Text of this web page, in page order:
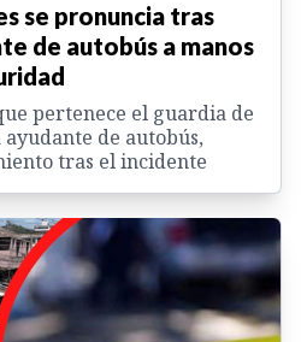
se pronuncia tras
de autobús a manos
pertenece el guardia de
de autobús,
tras el incidente